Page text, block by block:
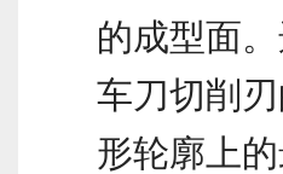
的成型面
车刀切削
形轮廓上